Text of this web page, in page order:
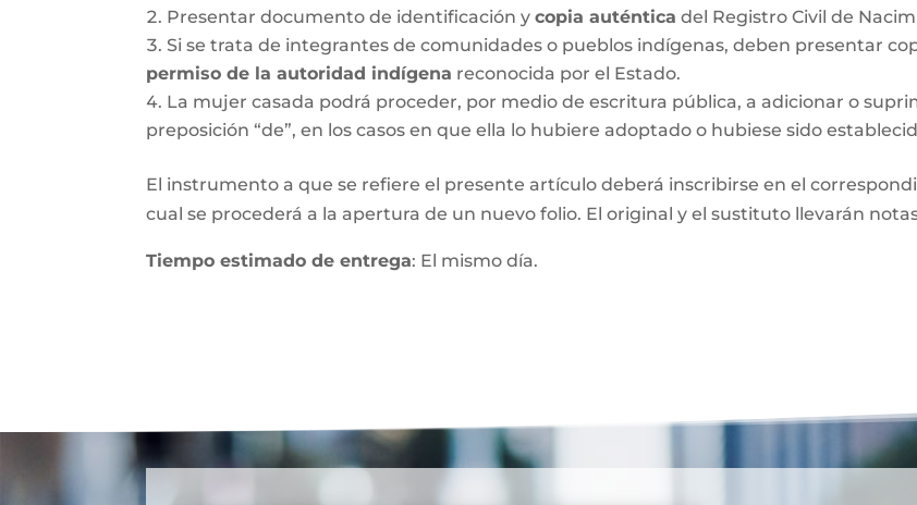
Presentar documento de identificación ycopia auténtica del Registro Civil de
Si se trata de integrantes de comunidades o pueblos indígenas, deben presentar
permiso de la autoridad indígena reconocida por el Estado.
La mujer casada podrá proceder, por medio de escritura pública, a adicionar o
preposición “de”, en los casos en que ella lo hubiere adoptado o hubiese sido
El instrumento a que se refiere el presente artículo deberá inscribirse en el
cual se procederá a la apertura de un nuevo folio. El original y el sustituto llevarán
Tiempo estimado de entrega: El mismo día.